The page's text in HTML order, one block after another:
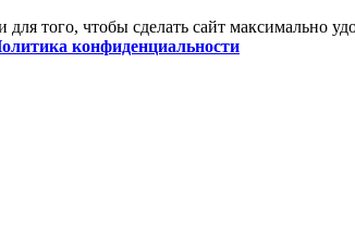
того, чтобы сделать сайт максимально
конфиденциальности